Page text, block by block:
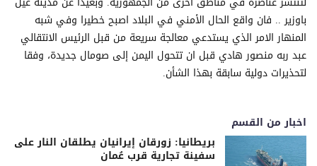
باوزير .. فان واقع الحال الأمني في البلاد اصبح خطيرا وفي شبه
المنهار الامر الذي يستدعي معالجة سريعة من قبل الرئيس الانتقالي
عبد ربه منصور هادي قبل ان تتحول اليمن إلى صومال جديدة، وفقا
لتحذيرات دولية سابقة بهذا الشأن.
اخبار من القسم
بريطانيا: زورقان إيرانيان يطلقان النار على
سفينة تجارية قرب عُمان